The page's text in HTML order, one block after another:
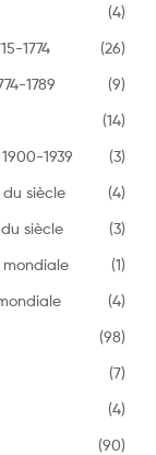
(4)
1774
(26)
1789
(9)
(14)
1939
(3)
siècle
(4)
siècle
(3)
mondiale
(1)
(4)
(98)
(7)
(4)
(90)